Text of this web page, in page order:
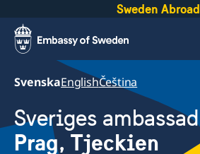
Sweden Abroad
SvenskaEnglishČeština
Sveriges ambassad
Prag, Tjeckien